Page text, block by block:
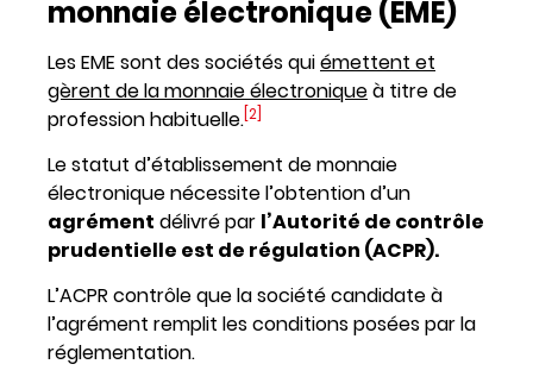
monnaie électronique (EME)
Les EME sont des sociétés quiémettent et
gèrent de la monnaie électroniqueà titre de
profession habituelle. [2]
Le statut d’établissement de monnaie
électronique nécessite l’obtention d’un
agrément délivré par l’Autorité de contrôle
prudentielle est de régulation (ACPR).
L’ACPR contrôle que la société candidate à
l’agrément remplit les conditions posées par la
réglementation.